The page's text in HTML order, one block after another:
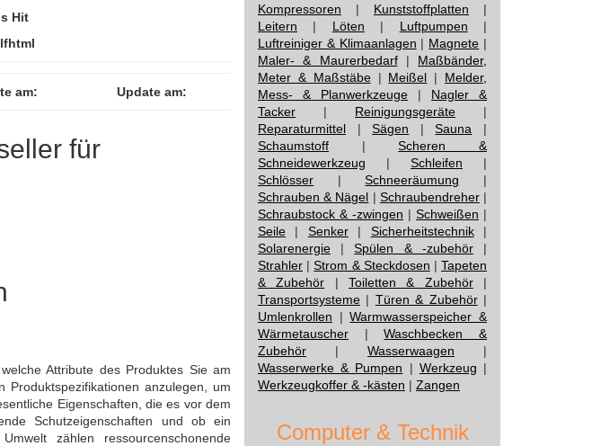
Hit
am: Update am:
für
Attribute des Produktes Sie am
anzulegen, um
Eigenschaften, die es vor dem
Schutzeigenschaften und ob ein
zählen ressourcenschonende
Kompressoren | Kunststoffplatten |
Leitern | Löten | Luftpumpen |
Luftreiniger & Klimaanlagen | Magnete |
Maler- & Maurerbedarf| Maßbänder,
Meter & Maßstäbe| Meißel | Melder,
Mess- & Planwerkzeuge | Nagler &
Tacker | Reinigungsgeräte |
Reparaturmittel |Sägen |Sauna |
Schaumstoff |Scheren &
Schneidewerkzeug | Schleifen |
Schlösser |Schneeräumung |
Schrauben & Nägel | Schraubendreher|
Schraubstock & -zwingen | Schweißen |
Seile | Senker| Sicherheitstechnik|
Solarenergie |Spülen & -zubehör|
Strahler |Strom & Steckdosen |Tapeten
& Zubehör |Toiletten & Zubehör|
Transportsysteme | Türen & Zubehör|
Umlenkrollen |Warmwasserspeicher &
Wärmetauscher |Waschbecken &
Zubehör | Wasserwaagen |
Wasserwerke & Pumpen | Werkzeug |
Werkzeugkoffer & -kästen | Zangen
Computer & Technik